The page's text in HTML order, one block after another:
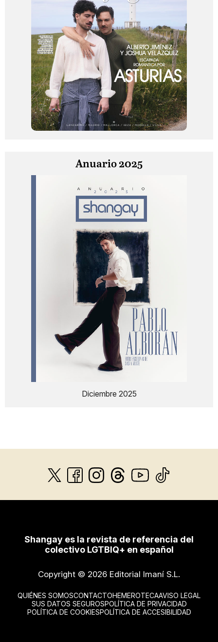
Anuario 2025
Diciembre 2025
Shangay es la revista de referencia del
colectivo LGTBIQ+ en español
Copyright © 2026 Editorial Imaní S.L.
QUIÉNES SOMOSCONTACTOHEMEROTECAAVISO LEGAL
SUS DATOS SEGUROSPOLÍTICA DE PRIVACIDAD
POLÍTICA DE COOKIESPOLÍTICA DE ACCESIBILIDAD